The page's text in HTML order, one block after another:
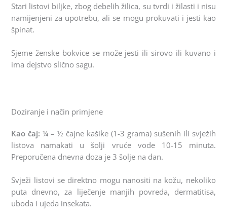
Stari listovi biljke, zbog debelih žilica, su tvrdi i žilasti i nisu
namijenjeni za upotrebu, ali se mogu prokuvati i jesti kao
špinat.
Sjeme ženske bokvice se može jesti ili sirovo ili kuvano i
ima dejstvo slično sagu.
Doziranje i način primjene
Kao čaj: ¼ – ½ čajne kašike (1-3 grama) sušenih ili svježih
listova namakati u šolji vruće vode 10-15 minuta.
Preporučena dnevna doza je 3 šolje na dan.
Svježi listovi se direktno mogu nanositi na kožu, nekoliko
puta dnevno, za liječenje manjih povreda, dermatitisa,
uboda i ujeda insekata.